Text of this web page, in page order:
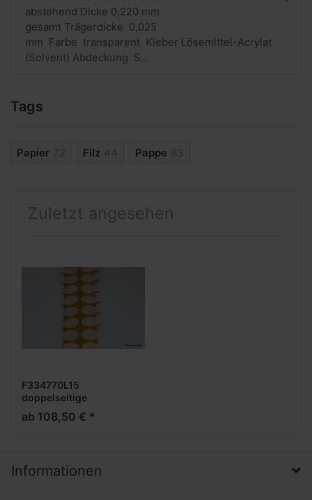
abstehend Dicke 0,220 mm
gesamt Trägerdicke 0,025
mm Farbe transparent Kleber Lösemittel-Acrylat
(Solvent) Abdeckung S...
Tags
Papier 72 Filz 44 Pappe 83
Zuletzt angesehen
F334770L15
doppelseitige
Klebepunkte, stark/stark,
15 mm rund, 5.000 Stück
ab 108,50 € *
Informationen